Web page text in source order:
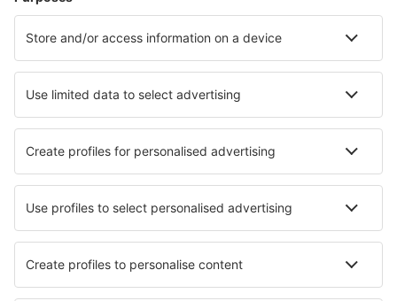
Cazare în Cracovia
Cazare în Baligród Cazare în Chmielno
Cazare în Karsin Cazare în Sanok
Cele mai bune locuri de cazare - orașe
Cazare în Edsbruk Cazare în Sodus
Cazare în Arvaikheer Cazare în Ikskile
Cazare în Kristiinankaupunki Cazare în Takamaka